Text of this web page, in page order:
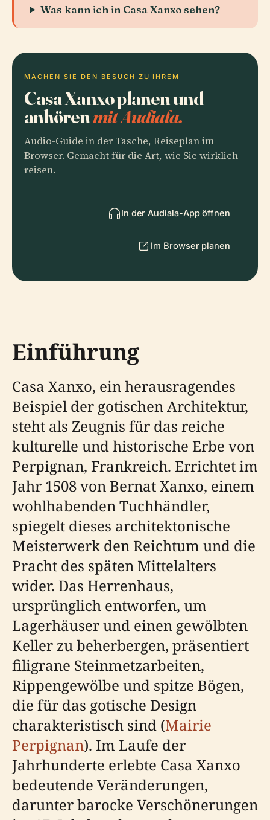
Was kann ich in Casa Xanxo sehen?
MACHEN SIE DEN BESUCH ZU IHREM
Casa Xanxo planen und
anhörenmit Audiala.
Audio-Guide in der Tasche, Reiseplan im
Browser. Gemacht für die Art, wie Sie wirklich
reisen.
In der Audiala-App öffnen
Im Browser planen
Einführung
Casa Xanxo, ein herausragendes
Beispiel der gotischen Architektur,
steht als Zeugnis für das reiche
kulturelle und historische Erbe von
Perpignan, Frankreich. Errichtet im
Jahr 1508 von Bernat Xanxo, einem
wohlhabenden Tuchhändler,
spiegelt dieses architektonische
Meisterwerk den Reichtum und die
Pracht des späten Mittelalters
wider. Das Herrenhaus,
ursprünglich entworfen, um
Lagerhäuser und einen gewölbten
Keller zu beherbergen, präsentiert
filigrane Steinmetzarbeiten,
Rippengewölbe und spitze Bögen,
die für das gotische Design
charakteristisch sind (Mairie
Perpignan). Im Laufe der
Jahrhunderte erlebte Casa Xanxo
bedeutende Veränderungen,
darunter barocke Verschönerungen